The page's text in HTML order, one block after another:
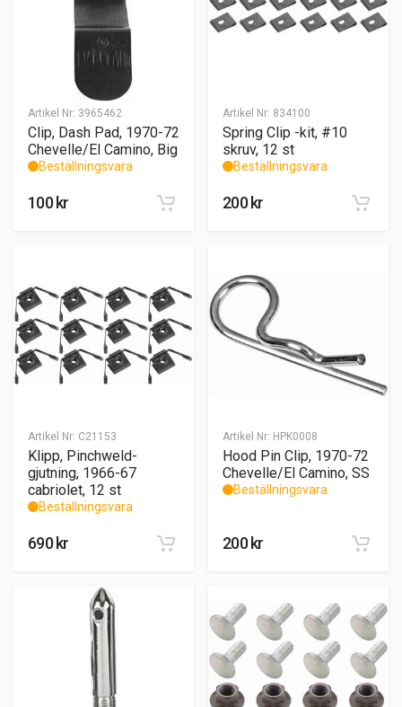
Artikel Nr: 3965462
Clip, Dash Pad, 1970-72
Chevelle/El Camino, Big
Beställningsvara
100kr
Artikel Nr: 834100
Spring Clip -kit, #10
skruv, 12 st
Beställningsvara
200kr
Artikel Nr: C21153
Klipp, Pinchweld-
gjutning, 1966-67
cabriolet, 12 st
Beställningsvara
690 kr
Artikel Nr: HPK0008
Hood Pin Clip, 1970-72
Chevelle/El Camino, SS
Beställningsvara
200 kr